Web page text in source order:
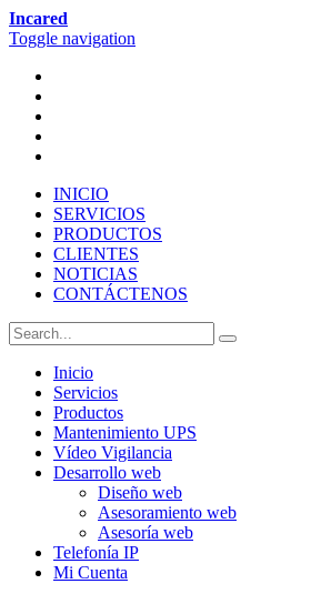
Incared
Toggle navigation
INICIO
SERVICIOS
PRODUCTOS
CLIENTES
NOTICIAS
CONTÁCTENOS
Inicio
Servicios
Productos
Mantenimiento UPS
Vídeo Vigilancia
Desarrollo web
Diseño web
Asesoramiento web
Asesoría web
Telefonía IP
Mi Cuenta